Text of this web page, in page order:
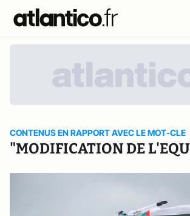
CONTENUS EN RAPPORT AVEC LE MOT-CLE
"MODIFICATION DE